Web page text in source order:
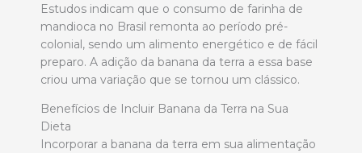
Estudos indicam que o consumo de farinha de
mandioca no Brasil remonta ao período pré-
colonial, sendo um alimento energético e de fácil
preparo. A adição da banana da terra a essa base
criou uma variação que se tornou um clássico.
Benefícios de Incluir Banana da Terra na Sua
Dieta
Incorporar a banana da terra em sua alimentação